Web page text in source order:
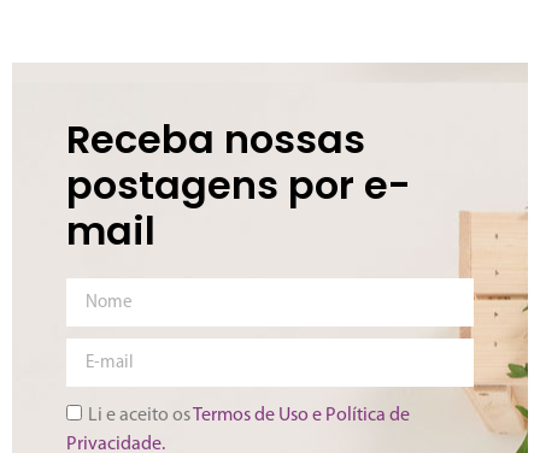
Receba nossas
postagens por e-
mail
Li e aceito osTermos de Uso e Política de
Privacidade.